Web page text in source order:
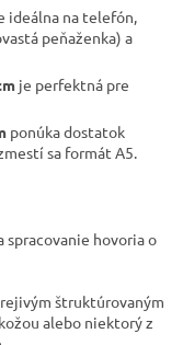
ideálna na telefón,
peňaženka) a
je perfektná pre
ponúka dostatok
sa formát A5.
hovoria o
štruktúrovaným
alebo niektorý z